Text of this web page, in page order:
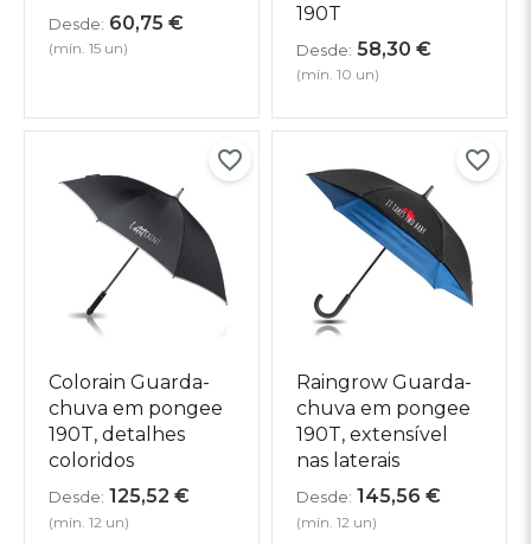
Desde: 60,75 €
(mín. 15 un)
190T
Desde: 58,30 €
(mín. 10 un)
Colorain Guarda-
chuva em pongee
190T, detalhes
coloridos
Desde: 125,52 €
(mín. 12 un)
Raingrow Guarda-
chuva em pongee
190T, extensível
nas laterais
Desde: 145,56 €
(mín. 12 un)